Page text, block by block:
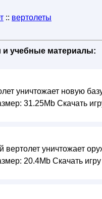
:: вертолеты
и учебные материалы:
уничтожает новую
31.25Mb Скачать
уничтожает
20.4Mb Скачать игру